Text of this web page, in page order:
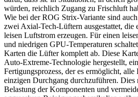
würden, reichlich Zugang zu Frischluft
Wie bei der ROG Strix-Variante sind
zwei Axial-Tech-Lüftern ausgestattet, die
leisen Luftstrom erzeugen. Für einen
und niedrigen GPU-Temperaturen
Karten die Lüfter komplett ab. Diese
Auto-Extreme-Technologie hergestellt,
Fertigungsprozess, der es ermöglicht,
einzigen Durchgang durchzuführen. Dies
Belastung der Komponenten und